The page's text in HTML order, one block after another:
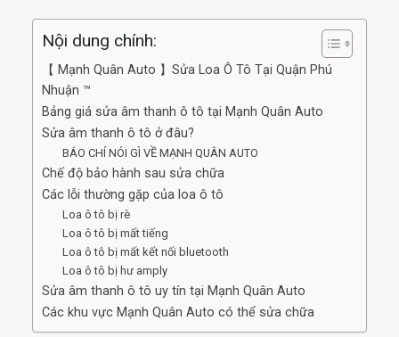
Nội dung chính:
【 Mạnh Quân Auto 】Sửa Loa Ô Tô Tại Quận Phú
Nhuận ™
Bảng giá sửa âm thanh ô tô tại Mạnh Quân Auto
Sửa âm thanh ô tô ở đâu?
BÁO CHÍ NÓI GÌ VỀ MẠNH QUÂN AUTO
Chế độ bảo hành sau sửa chữa
Các lỗi thường gặp của loa ô tô
Loa ô tô bị rè
Loa ô tô bị mất tiếng
Loa ô tô bị mất kết nối bluetooth
Loa ô tô bị hư amply
Sửa âm thanh ô tô uy tín tại Mạnh Quân Auto
Các khu vực Mạnh Quân Auto có thể sửa chữa